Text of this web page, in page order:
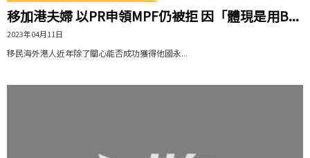
移加港夫婦 以PR申領MPF仍被拒 因「體現是用B...
2023年04月11日
移民海外港人近年除了關心能否成功獲得他國永...